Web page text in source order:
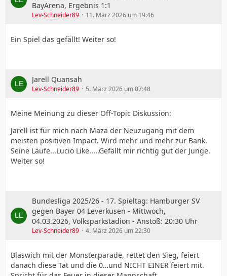
BayArena, Ergebnis 1:1
Lev-Schneider89 11. März 2026 um 19:46
Ein Spiel das gefällt! Weiter so!
Jarell Quansah
Lev-Schneider89 5. März 2026 um 07:48
Meine Meinung zu dieser Off-Topic Diskussion:
Jarell ist für mich nach Maza der Neuzugang mit dem
meisten positiven Impact. Wird mehr und mehr zur Bank.
Seine Läufe...Lucio Like.....Gefällt mir richtig gut der Junge.
Weiter so!
Bundesliga 2025/26 - 17. Spieltag: Hamburger SV
gegen Bayer 04 Leverkusen - Mittwoch,
04.03.2026, Volksparkstadion - Anstoß: 20:30 Uhr
Lev-Schneider89 4. März 2026 um 22:30
Blaswich mit der Monsterparade, rettet den Sieg, feiert
danach diese Tat und die 0…und NICHT EINER feiert mit.